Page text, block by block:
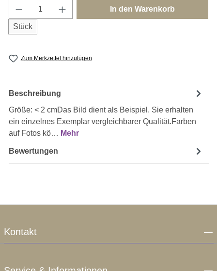
Produkt Anzahl: Gib den gewünschten
Stück
In den Warenkorb
Zum Merkzettel hinzufügen
Beschreibung
Größe: < 2 cmDas Bild dient als Beispiel. Sie erhalten
ein einzelnes Exemplar vergleichbarer Qualität.Farben
auf Fotos kö… Mehr
Bewertungen
Kontakt